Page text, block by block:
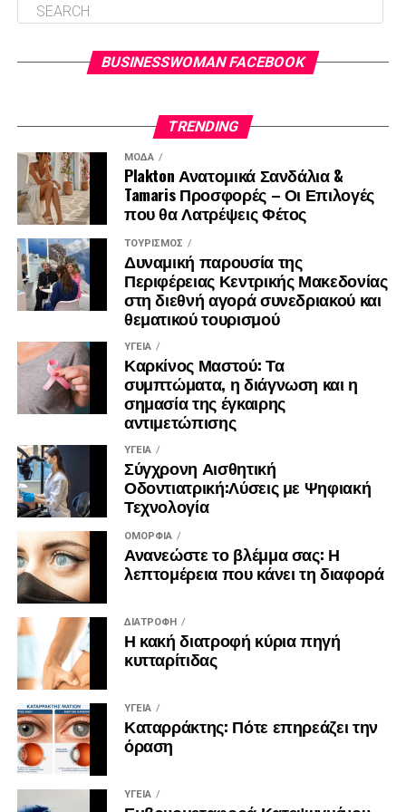
που συνδυάζουν τη σχεδιαστική συνοχή με την
ποιότητα ζωής και την καθημερινότητα κάθε σύγχρονης
BUSINESSWOMAN FACEBOOK
TRENDING
ΜΌΔΑ
Plakton Ανατομικά Σανδάλια &
Tamaris Προσφορές – Οι Επιλογές
που θα Λατρέψεις Φέτος
ΤΟΥΡΙΣΜΌΣ
Δυναμική παρουσία της
Περιφέρειας Κεντρικής Μακεδονίας
στη διεθνή αγορά συνεδριακού και
θεματικού τουρισμού
ΥΓΕΊΑ
Καρκίνος Μαστού: Τα
συμπτώματα, η διάγνωση και η
σημασία της έγκαιρης
αντιμετώπισης
ΥΓΕΊΑ
Σύγχρονη Αισθητική
Οδοντιατρική:Λύσεις με Ψηφιακή
Τεχνολογία
ΟΜΟΡΦΙΆ
Ανανεώστε το βλέμμα σας: Η
λεπτομέρεια που κάνει τη διαφορά
ΔΙΑΤΡΟΦΉ
Η κακή διατροφή κύρια πηγή
κυτταρίτιδας
ΥΓΕΊΑ
Καταρράκτης: Πότε επηρεάζει την
όραση
ΥΓΕΊΑ